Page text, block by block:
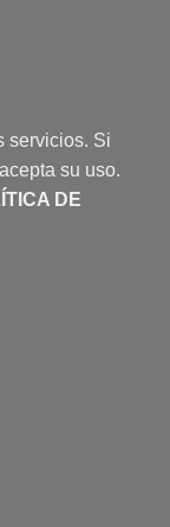
servicios. Si
su uso.
DE